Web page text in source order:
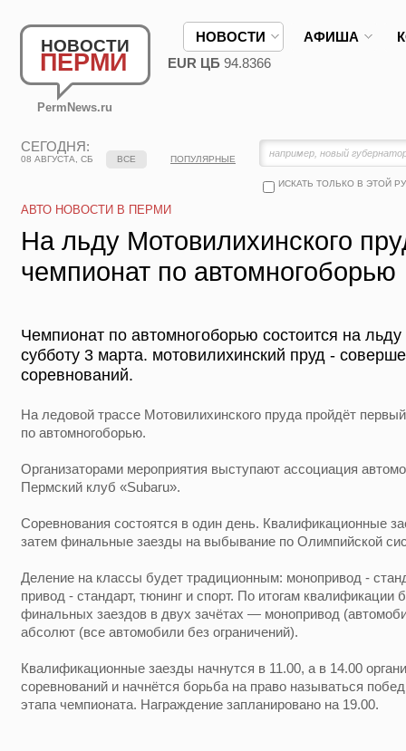
НОВОСТИ
ПЕРМИ
PermNews.ru
НОВОСТИ АФИША
EUR ЦБ 94.8366
СЕГОДНЯ:
08 АВГУСТА, СБ
ИСКАТЬ ТОЛЬКО В ЭТОЙ
ВСЕ ПОПУЛЯРНЫЕ
АВТО НОВОСТИ В ПЕРМИ
На льду Мотовилихинского
чемпионат по автомногоборью
Чемпионат по автомногоборью состоится на
субботу 3 марта. мотовилихинский пруд -
соревнований.
На ледовой трассе Мотовилихинского пруда пройдёт
по автомногоборью.
Организаторами мероприятия выступают ассоциация
Пермский клуб «Subaru».
Соревнования состоятся в один день. Квалификационные
затем финальные заезды на выбывание по Олимпийской
Деление на классы будет традиционным: монопривод -
привод - стандарт, тюнинг и спорт. По итогам
финальных заездов в двух зачётах — монопривод
абсолют (все автомобили без ограничений).
Квалификационные заезды начнутся в 11.00, а в 14.00
соревнований и начнётся борьба на право называться
этапа чемпионата. Награждение запланировано на 19.00.